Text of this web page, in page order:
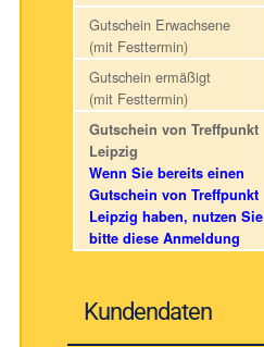
Gutschein Erwachsene
(mit Festtermin)
Gutschein ermäßigt
(mit Festtermin)
Gutschein von Treffpunkt
Leipzig
Wenn Sie bereits einen
Gutschein von Treffpunkt
Leipzig haben, nutzen Sie
bitte diese Anmeldung
Kundendaten